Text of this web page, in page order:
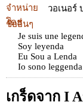
จำหน่าย
โดย
วอเนอร์
ชื่ออื่นๆ
Je suis une
Soy leyenda
Eu Sou a Lenda
Io sono leggenda
เกร็ดจาก I